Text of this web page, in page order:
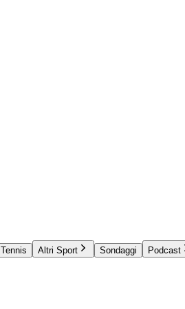
Tennis Altri Sport Sondaggi Podcast